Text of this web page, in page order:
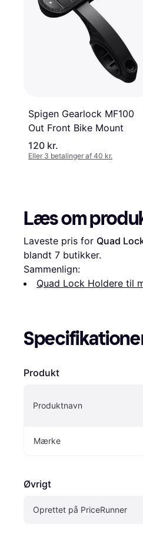
Spigen Gearlock MF100
Out Front Bike Mount
120 kr.
Eller 3 betalinger af 40 kr.
Læs om
Laveste pris for Quad
blandt 7 butikker.
Sammenlign:
Quad Lock Holdere til
Produkt
Produktnavn
Mærke
Øvrigt
Oprettet på PriceRunner